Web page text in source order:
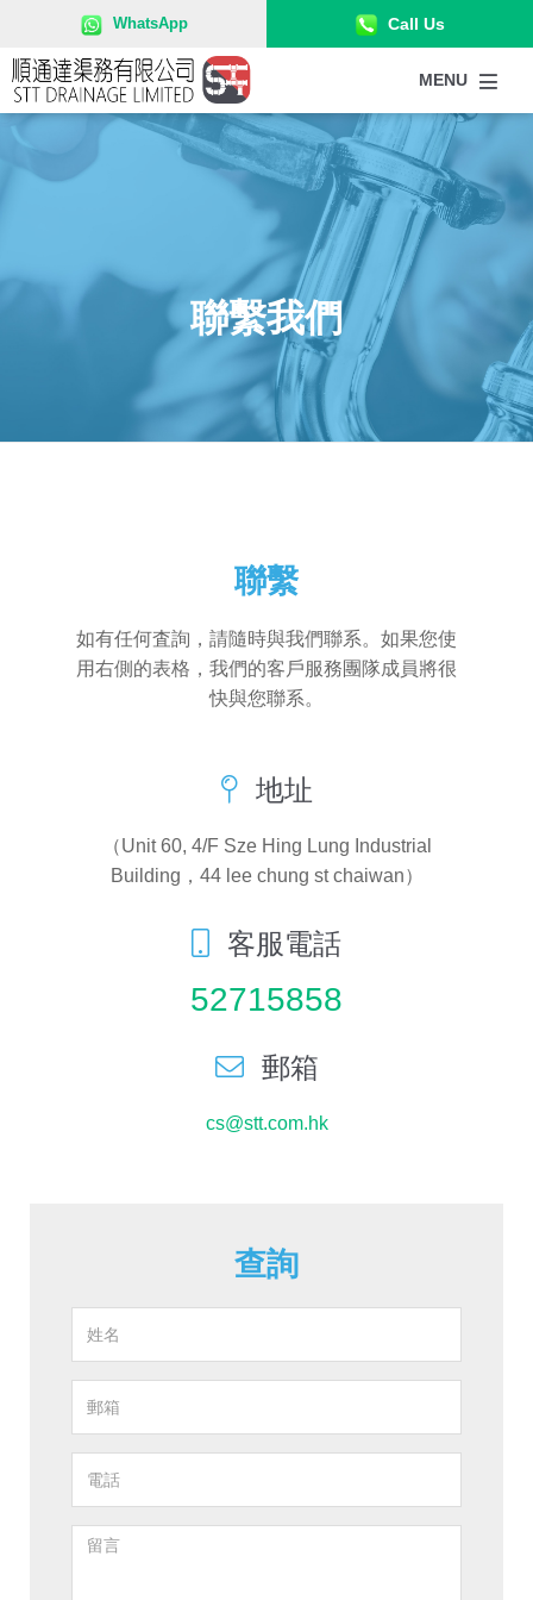
52715858 WhatsApp Call Us
MENU
聯繫我們
聯繫
如有任何査詢，請隨時與我們聯系。如果您使
用右側的表格，我們的客戶服務團隊成員將很
快與您聯系。
地址
（Unit 60, 4/F Sze Hing Lung Industrial
Building，44 lee chung st chaiwan）
客服電話
52715858
郵箱
cs@stt.com.hk
查詢